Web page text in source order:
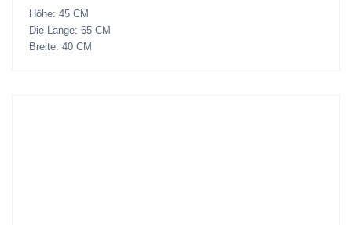
Höhe: 45 CM
Die Länge: 65 CM
Breite: 40 CM